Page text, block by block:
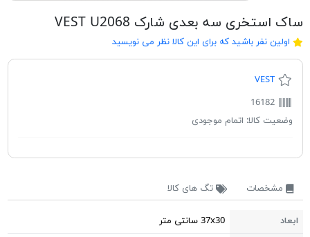
ساک استخری سه بعدی شارک VEST U2068
اولین نفر باشید که برای این کالا نظر می نویسید
VEST
16182
وضعیت کالا: اتمام موجودی
مشخصات تگ های کالا
ابعاد
37x30 سانتی متر